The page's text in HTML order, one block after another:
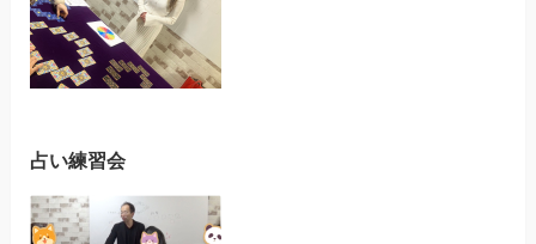
占い練習会